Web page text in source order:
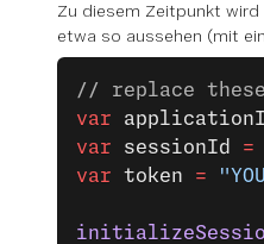
Zu diesem Zeitpunkt wird
etwa so aussehen (mit
// replace
var
var sessionId =
var token =